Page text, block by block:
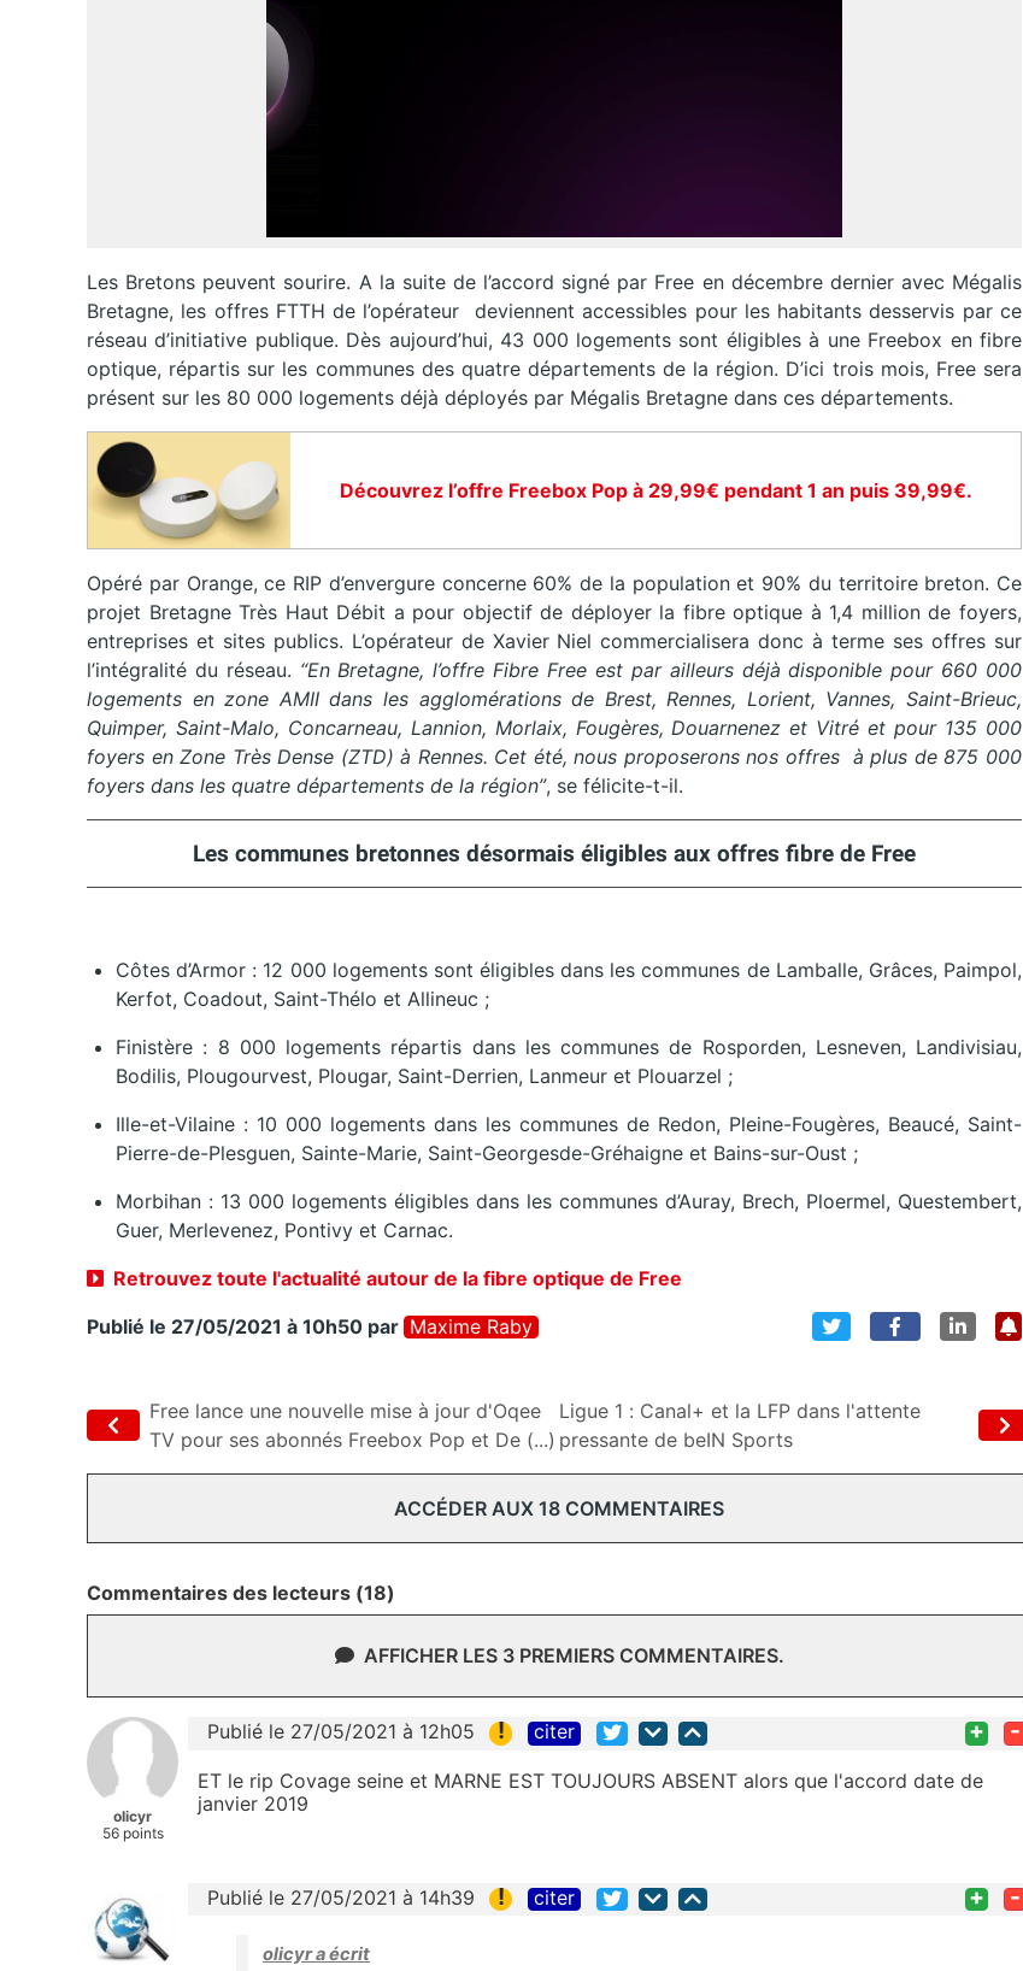
Les Bretons peuvent sourire. A la suite de l’accord signé par Free en décembre dernier avec Mégalis
Bretagne, les offres FTTH de l’opérateur deviennent accessibles pour les habitants desservis par ce
réseau d’initiative publique. Dès aujourd’hui, 43 000 logements sont éligibles à une Freebox en fibre
optique, répartis sur les communes des quatre départements de la région. D’ici trois mois, Free sera
présent sur les 80 000 logements déjà déployés par Mégalis Bretagne dans ces départements.
Découvrez l’offre Freebox Pop à 29,99€ pendant 1 an puis 39,99€.
Opéré par Orange, ce RIP d’envergure concerne 60% de la population et 90% du territoire breton. Ce
projet Bretagne Très Haut Débit a pour objectif de déployer la fibre optique à 1,4 million de foyers,
entreprises et sites publics. L’opérateur de Xavier Niel commercialisera donc à terme ses offres sur
l’intégralité du réseau. “En Bretagne, l’offre Fibre Free est par ailleurs déjà disponible pour 660 000
logements en zone AMII dans les agglomérations de Brest, Rennes, Lorient, Vannes, Saint-Brieuc,
Quimper, Saint-Malo, Concarneau, Lannion, Morlaix, Fougères, Douarnenez et Vitré et pour 135 000
foyers en Zone Très Dense (ZTD) à Rennes. Cet été, nous proposerons nos offres à plus de 875 000
foyers dans les quatre départements de la région”, se félicite-t-il.
Les communes bretonnes désormais éligibles aux offres fibre de Free
Côtes d’Armor : 12 000 logements sont éligibles dans les communes de Lamballe, Grâces, Paimpol,
Kerfot, Coadout, Saint-Thélo et Allineuc ;
Finistère : 8 000 logements répartis dans les communes de Rosporden, Lesneven, Landivisiau,
Bodilis, Plougourvest, Plougar, Saint-Derrien, Lanmeur et Plouarzel ;
Ille-et-Vilaine : 10 000 logements dans les communes de Redon, Pleine-Fougères, Beaucé, Saint-
Pierre-de-Plesguen, Sainte-Marie, Saint-Georgesde-Gréhaigne et Bains-sur-Oust ;
Morbihan : 13 000 logements éligibles dans les communes d’Auray, Brech, Ploermel, Questembert,
Guer, Merlevenez, Pontivy et Carnac.
Retrouvez toute l'actualité autour de la fibre optique de Free
Publié le 27/05/2021 à 10h50 par Maxime Raby
Free lance une nouvelle mise à jour d'Oqee
TV pour ses abonnés Freebox Pop et De (...)
Ligue 1 : Canal+ et la LFP dans l'attente
pressante de beIN Sports
ACCÉDER AUX 18 COMMENTAIRES
Commentaires des lecteurs (18)
AFFICHER LES 3 PREMIERS COMMENTAIRES.
olicyr
56 points
Publié le 27/05/2021 à 12h05 ! citer + -
ET le rip Covage seine et MARNE EST TOUJOURS ABSENT alors que l'accord date de
janvier 2019
Publié le 27/05/2021 à 14h39 ! citer + -
olicyr a écrit